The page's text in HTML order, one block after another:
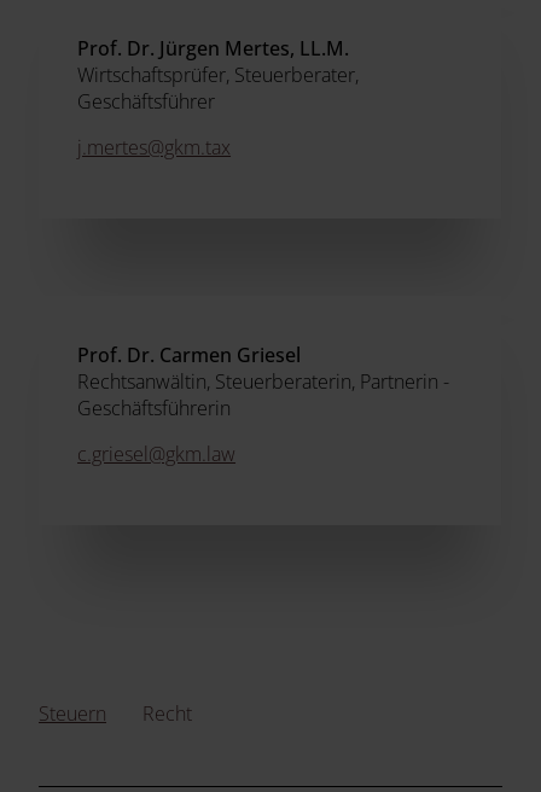
Prof. Dr. Jürgen Mertes, LL.M.
Wirtschaftsprüfer, Steuerberater,
Geschäftsführer
j.mertes@gkm.tax
Prof. Dr. Carmen Griesel
Rechtsanwältin, Steuerberaterin, Partnerin -
Geschäftsführerin
c.griesel@gkm.law
Steuern Recht